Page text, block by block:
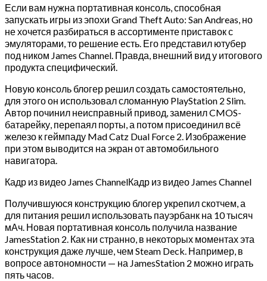
Если вам нужна портативная консоль, способная
запускать игры из эпохи Grand Theft Auto: San Andreas, но
не хочется разбираться в ассортименте приставок с
эмуляторами, то решение есть. Его представил ютубер
под ником James Channel. Правда, внешний вид у итогового
продукта специфический.
Новую консоль блогер решил создать самостоятельно,
для этого он использовал сломанную PlayStation 2 Slim.
Автор починил неисправный привод, заменил CMOS-
батарейку, перепаял порты, а потом присоединил всё
железо к геймпаду Mad Catz Dual Force 2. Изображение
при этом выводится на экран от автомобильного
навигатора.
Кадр из видео James ChannelКадр из видео James Channel
Получившуюся конструкцию блогер укрепил скотчем, а
для питания решил использовать пауэрбанк на 10 тысяч
мАч. Новая портативная консоль получила название
JamesStation 2. Как ни странно, в некоторых моментах эта
конструкция даже лучше, чем Steam Deck. Например, в
вопросе автономности — на JamesStation 2 можно играть
пять часов.